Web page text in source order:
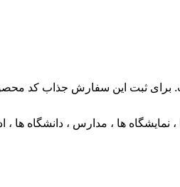
برای ثبت این سفارش جذاب کد محصول
ها ، مدارس ، دانشگاه ها ،